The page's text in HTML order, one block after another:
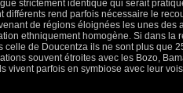
strictement identique qui serait
différents rend parfois nécessaire le
de régions éloignées les unes des
ethniquement homogène. Si dans la
de Doucentza ils ne sont plus que
souvent étroites avec les Bozo,
vivent parfois en symbiose avec leur